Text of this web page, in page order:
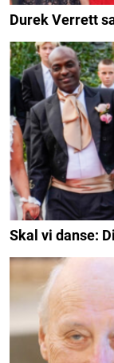
Durek Verrett
Skal vi danse: